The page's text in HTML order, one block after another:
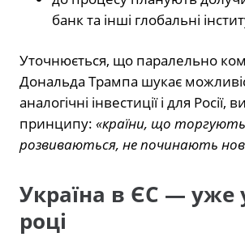
банк та інші глобальні
Уточнюється, що паралельно
Дональда Трампа шукає
аналогічні інвестиції і для Росії,
принципу: «країни, що торгують
розвиваються, не починають
Україна в ЄС — уже
році